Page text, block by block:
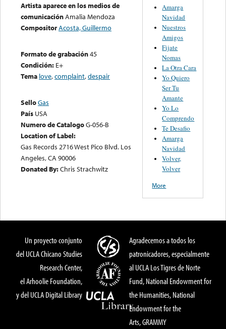
Artista aparece en los medios de
comunicaciónAmalia Mendoza
CompositorAcosta, Guillermo
Formato de grabación45
Condición: E+
Tema love,complaint,despair
SelloGas
País USA
Numero de CatalogoG-056-B
Location of Label:
Gas Records 2716 West Pico Blvd. Los
Angeles, CA 90006
Donated By:Chris Strachwitz
Amarga
Navidad
Nuestros
Amigos
Fijate
Nomas
La Otra Cara
Yo Quiero
Ser Tu
Amante
Yo Lo
Comprendo
Te Desafio
Amarga
Navidad
Volver,
Volver
More
Un proyecto conjunto
del UCLA Chicano Studies
Research Center,
el Arhoolie Foundation,
y del UCLA Digital Library
Agradecemos a todos los
patronicadores, especialmente
al UCLA Los Tigres de Norte
Fund, National Endowment for
the Humanities, National
Endowment for the
Arts, GRAMMY